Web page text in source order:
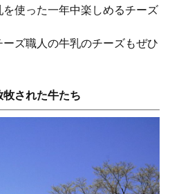
使った一年中楽しめるチーズ
ズ職人の牛乳のチーズもぜひ
された牛たち